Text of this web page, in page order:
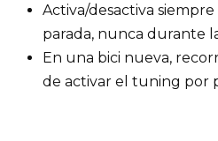
Activa/desactiva
parada, nunca durante
En una bici nueva,
de activar el tuning por